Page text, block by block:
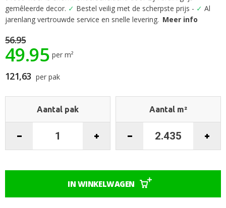
het
begin
de
afbeeldingen-
gallerij
gemêleerde decor. ✓ Bestel veilig met de scherpste prijs - ✓ Al
jarenlang vertrouwde service en snelle levering. Meer info
56.95
49.95 per m²
121,63 per pak
Aantal pak Aantal m²
IN WINKELWAGEN